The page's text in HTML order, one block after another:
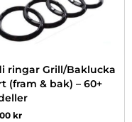
ringar Grill/Baklucka
(fram & bak) – 60+
kr